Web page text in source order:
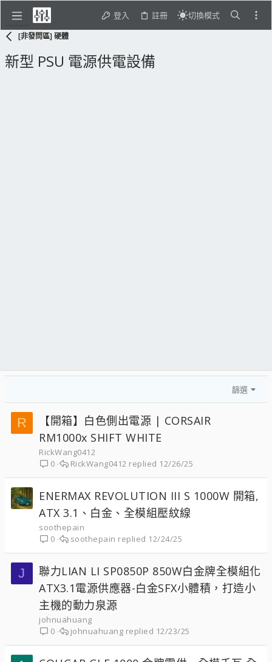
登入 註冊 切換模式
[非發問區] 硬體
新型 PSU 電源供電設備
篩選
R
【開箱】白色側出電源 | CORSAIR
RM1000x SHIFT WHITE
RickWang0412
0
12/26/25
RickWang0412
ENERMAX REVOLUTION III S 1000W 開箱,
ATX 3.1、白金、全模組壓紋線
soothepain
0
12/24/25
soothepain
J
聯力LIAN LI SP0850P 850W白金牌全模組化
ATX3.1電源供應器-白金SFX小體積，打造小
主機的動力泉源
johnuahuang
0
12/23/25
johnuahuang